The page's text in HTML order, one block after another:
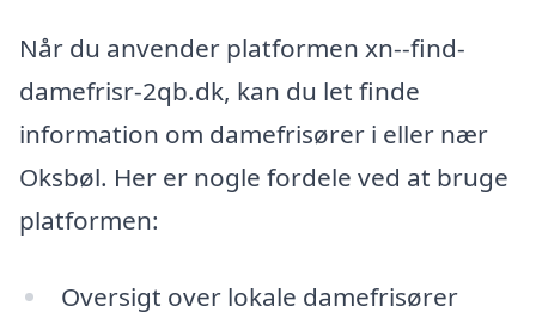
Når du anvender platformen xn--find-
damefrisr-2qb.dk, kan du let finde
information om damefrisører i eller nær
Oksbøl. Her er nogle fordele ved at bruge
platformen:
Oversigt over lokale damefrisører